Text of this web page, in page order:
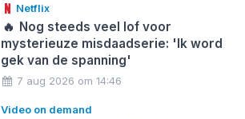
Netflix
🔥 Nog steeds veel lof voor
mysterieuze misdaadserie: 'Ik word
gek van de spanning'
7 aug 2026 om 14:46
Video on demand